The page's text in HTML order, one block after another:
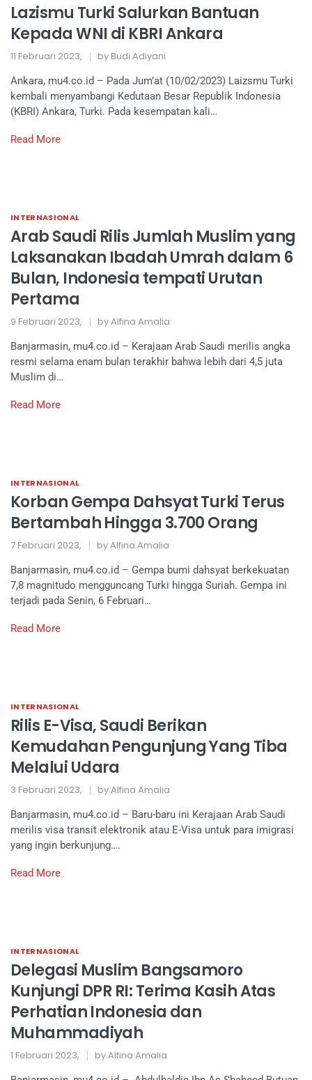
Lazismu Turki Salurkan Bantuan
Kepada WNI di KBRI Ankara
11 Februari 2023, by Budi Adiyani
Ankara, mu4.co.id – Pada Jum’at (10/02/2023) Laizsmu Turki
kembali menyambangi Kedutaan Besar Republik Indonesia
(KBRI) Ankara, Turki. Pada kesempatan kali…
Read More
INTERNASIONAL
Arab Saudi Rilis Jumlah Muslim yang
Laksanakan Ibadah Umrah dalam 6
Bulan, Indonesia tempati Urutan
Pertama
9 Februari 2023, by Alfina Amalia
Banjarmasin, mu4.co.id – Kerajaan Arab Saudi merilis angka
resmi selama enam bulan terakhir bahwa lebih dari 4,5 juta
Muslim di…
Read More
INTERNASIONAL
Korban Gempa Dahsyat Turki Terus
Bertambah Hingga 3.700 Orang
7 Februari 2023, by Alfina Amalia
Banjarmasin, mu4.co.id – Gempa bumi dahsyat berkekuatan
7,8 magnitudo mengguncang Turki hingga Suriah. Gempa ini
terjadi pada Senin, 6 Februari…
Read More
INTERNASIONAL
Rilis E-Visa, Saudi Berikan
Kemudahan Pengunjung Yang Tiba
Melalui Udara
3 Februari 2023, by Alfina Amalia
Banjarmasin, mu4.co.id – Baru-baru ini Kerajaan Arab Saudi
merilis visa transit elektronik atau E-Visa untuk para imigrasi
yang ingin berkunjung….
Read More
INTERNASIONAL
Delegasi Muslim Bangsamoro
Kunjungi DPR RI: Terima Kasih Atas
Perhatian Indonesia dan
Muhammadiyah
1 Februari 2023, by Alfina Amalia